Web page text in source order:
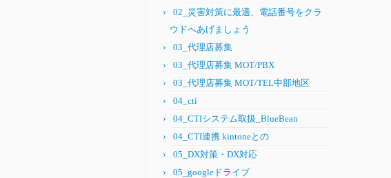
02_災害対策に最適、電話番号をクラ
ウドへあげましょう
03_代理店募集
03_代理店募集 MOT/PBX
03_代理店募集 MOT/TEL中部地区
04_cti
04_CTIシステム取扱_BlueBean
04_CTI連携 kintoneとの
05_DX対策・DX対応
05_googleドライブ